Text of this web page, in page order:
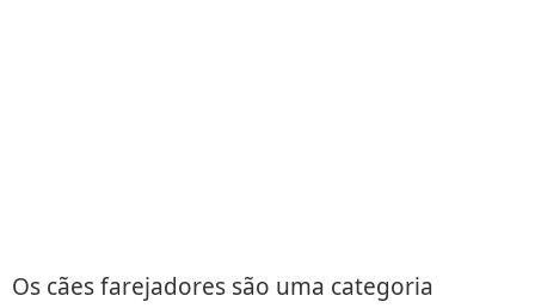
Os cães farejadores são uma categoria